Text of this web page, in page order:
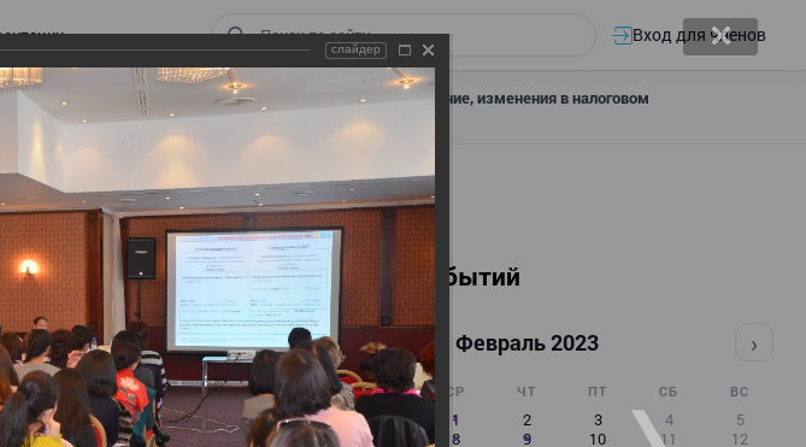
Вход для членов
страхование, всеобщее налоговое декларирование, изменения в налоговом
СН
страхование,
2017 года в части ИПН
Календарь событий
‹ Февраль 2023 ›
ПН ВТ СР ЧТ ПТ СБ ВС
30 31 1 2 3 4
5
6
8 9 10 11
12
слайдер